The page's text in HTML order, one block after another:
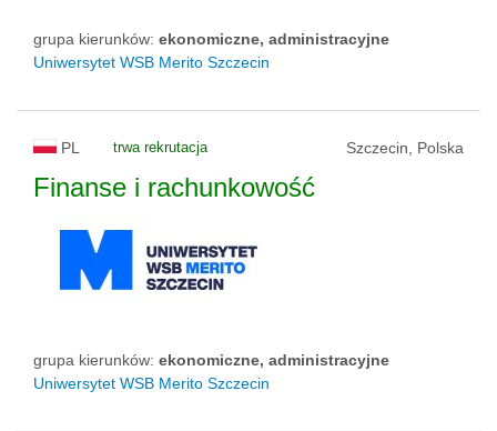
grupa kierunków: ekonomiczne, administracyjne
Uniwersytet WSB Merito Szczecin
PL trwa rekrutacja Szczecin, Polska
Finanse i rachunkowość
grupa kierunków: ekonomiczne, administracyjne
Uniwersytet WSB Merito Szczecin